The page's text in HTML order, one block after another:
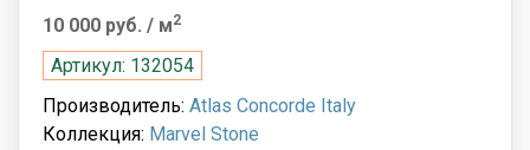
10 000 руб. / м2
Артикул: 132054
Производитель: Atlas Concorde Italy
Коллекция: Marvel Stone